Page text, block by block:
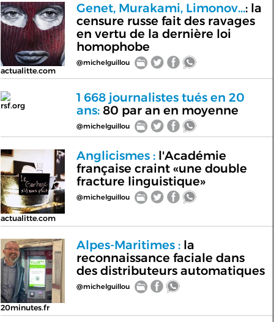
actualitte.com
Genet, Murakami, Limonov...: la
censure russe fait des ravages
en vertu de la dernière loi
homophobe
@michelguillou
rsf.org
1 668 journalistes tués en 20
ans:80 par an en moyenne
@michelguillou
actualitte.com
Anglicismes :l'Académie
française craint «une double
fracture linguistique»
@michelguillou
20minutes.fr
Alpes-Maritimes :la
reconnaissance faciale dans
des distributeurs automatiques
@michelguillou